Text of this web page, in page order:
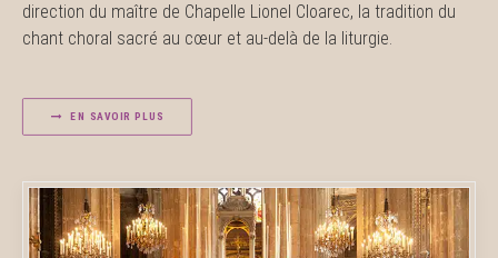
direction du maître de Chapelle Lionel Cloarec, la tradition du
chant choral sacré au cœur et au-delà de la liturgie.
EN SAVOIR PLUS